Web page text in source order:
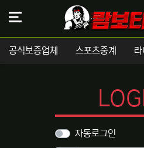
공식보증업체 스포츠중계
자동로그인